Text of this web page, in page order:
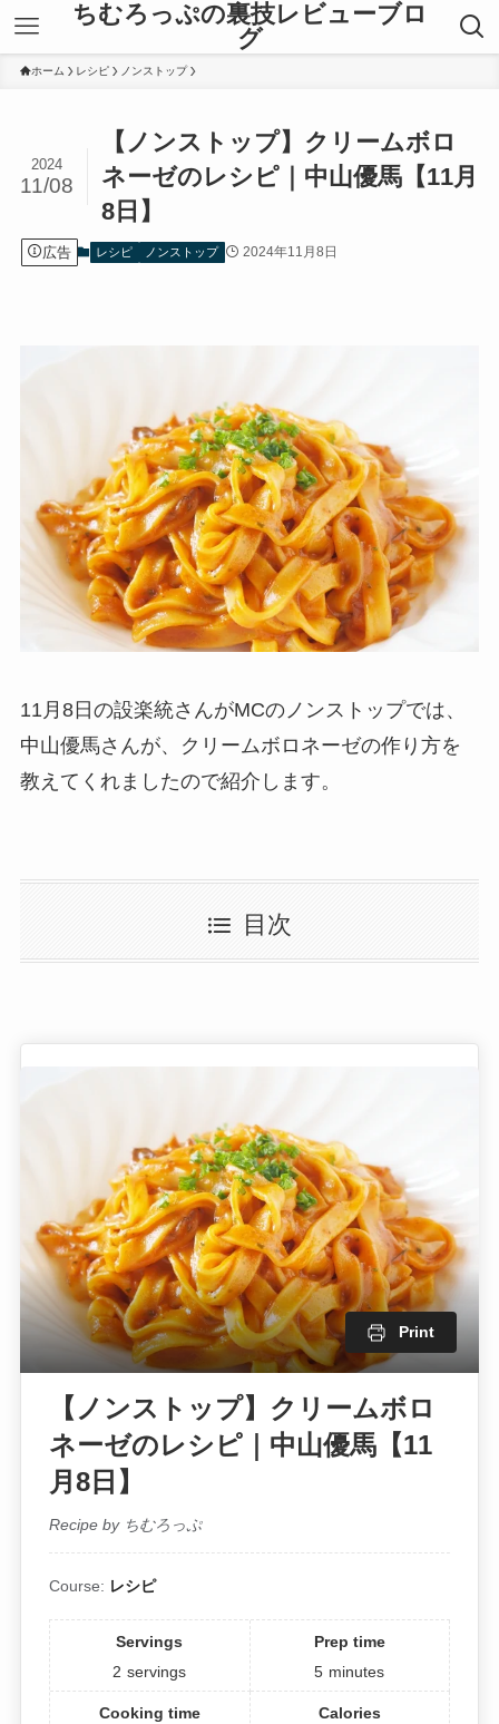
ちむろっぷの裏技レビューブロ
グ
ホーム レシピ ノンストップ
【ノンストップ】クリームボロ
ネーゼのレシピ｜中山優馬【11月
8日】
2024
11/08
広告 レシピ ノンストップ 2024年11月8日
11月8日の設楽統さんがMCのノンストップでは、
中山優馬さんが、クリームボロネーゼの作り方を
教えてくれましたので紹介します。
目次
Print
【ノンストップ】クリームボロ
ネーゼのレシピ｜中山優馬【11
月8日】
Recipe by ちむろっぷ
Course: レシピ
Servings
2 servings
Prep time
5 minutes
Cooking time
Calories